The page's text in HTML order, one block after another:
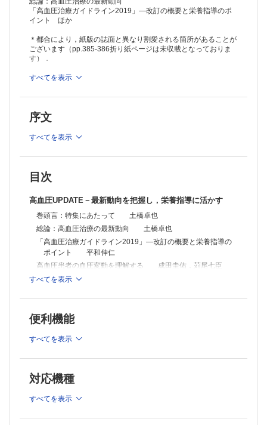
「高血圧治療ガイドライン2019」―改訂の概要と栄養指導のポ
イント ほか
＊都合により，紙版の誌面と異なり割愛される箇所があることが
ございます（pp.385-386折り紙ページは未収載となっておりま
す）．
≫ 「臨床栄養」最新号・バックナンバーはこちら
※本製品はPCでの閲覧も可能です。
境で閲覧可能なPDF版をご覧いただけます。詳細は
認ください。
推奨ブラウザ： Firefox 最新版 / Google Chrome 最新版 / Safari
すべてを表示
序文
すべてを表示
目次
高血圧UPDATE－最新動向を把握し，栄養指導に活かす
巻頭言：特集にあたって 土橋卓也
総論：高血圧治療の最新動向 土橋卓也
「高血圧治療ガイドライン2019」―改訂の概要と栄養指導の
ポイント 平和伸仁
高血圧患者の血圧変動を理解する 成田圭佑，苅尾七臣
食塩摂取と高血圧 宇津貴
高血圧と妊娠 三戸麻子
高血圧アプリこそSociety 5.0時代の高血圧治療 岸拓弥
職場高血圧 佐藤浩司，上田誠二，鈴木祐介
巻頭カラー 特定保健指導における運動の意義について熟
考する
7．減量にともなう内臓脂肪量の変化 田中喜代次，蘇リ
すべてを表示
便利機能
すべてを表示
対応機種
すべてを表示